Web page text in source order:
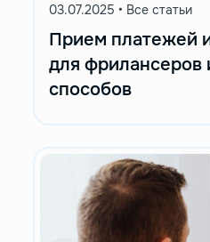
03.07.2025 • Все статьи
Прием платежей
для фрилансеров
способов